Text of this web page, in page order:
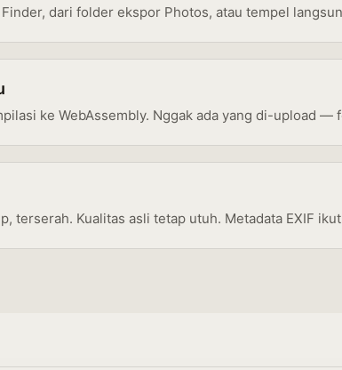
dari folder ekspor Photos, atau tempel
ke WebAssembly. Nggak ada yang di-upload —
terserah. Kualitas asli tetap utuh. Metadata EXIF